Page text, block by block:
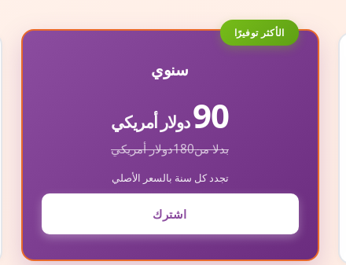
الأكثر توفيرًا
سنوي
90دولار أمريكي
بدلا من180دولار أمريكي
تجدد كل سنة بالسعر الأصلي
اشترك